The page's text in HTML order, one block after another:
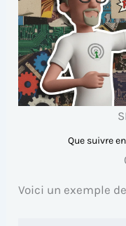
Que suivre
Voici un exemple